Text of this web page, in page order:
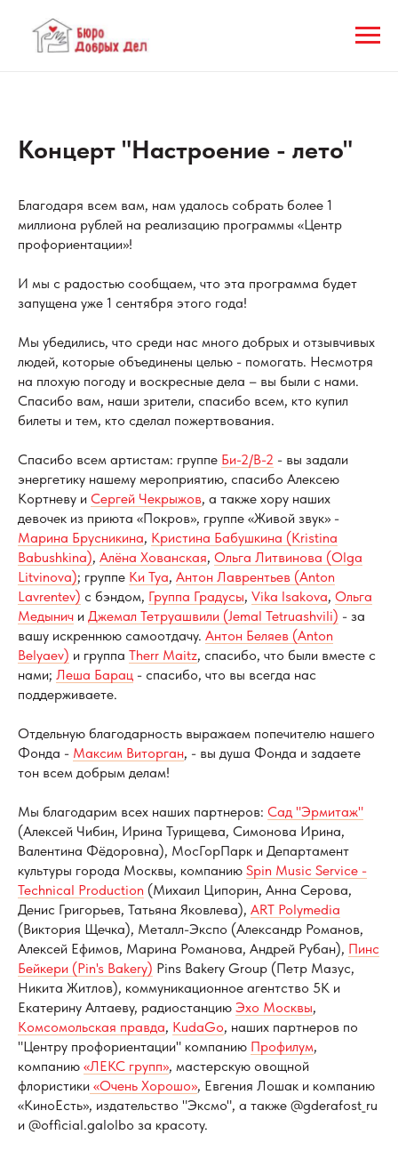
Концерт "Настроение - лето"
Благодаря всем вам, нам удалось собрать более 1
миллиона рублей на реализацию программы «Центр
профориентации»!
И мы с радостью сообщаем, что эта программа будет
запущена уже 1 сентября этого года!
Мы убедились, что среди нас много добрых и отзывчивых
людей, которые объединены целью - помогать. Несмотря
на плохую погоду и воскресные дела – вы были с нами.
Спасибо вам, наши зрители, спасибо всем, кто купил
билеты и тем, кто сделал пожертвования.
Спасибо всем артистам: группе Би-2/B-2 - вы задали
энергетику нашему мероприятию, спасибо Алексею
Кортневу и Сергей Чекрыжов, а также хору наших
девочек из приюта «Покров», группе «Живой звук» -
Марина Брусникина, Кристина Бабушкина (Kristina
Babushkina), Алёна Хованская, Ольга Литвинова (Olga
Litvinova); группе Ки Туа, Антон Лаврентьев (Anton
Lavrentev) с бэндом, Группа Градусы, Vika Isakova, Ольга
Медынич и Джемал Тетруашвили (Jemal Tetruashvili) - за
вашу искреннюю самоотдачу. Антон Беляев (Anton
Belyaev) и группа Therr Maitz, спасибо, что были вместе с
нами; Леша Барац - спасибо, что вы всегда нас
поддерживаете.
Отдельную благодарность выражаем попечителю нашего
Фонда - Максим Виторган, - вы душа Фонда и задаете
тон всем добрым делам!
Мы благодарим всех наших партнеров: Сад "Эрмитаж"
(Алексей Чибин, Ирина Турищева, Симонова Ирина,
Валентина Фёдоровна), МосГорПарк и Департамент
культуры города Москвы, компанию Spin Music Service -
Technical Production (Михаил Ципорин, Анна Серова,
Денис Григорьев, Татьяна Яковлева), ART Polymedia
(Виктория Щечка), Металл-Экспо (Александр Романов,
Алексей Ефимов, Марина Романова, Андрей Рубан), Пинс
Бейкери (Pin's Bakery) Pins Bakery Group (Петр Мазус,
Никита Житлов), коммуникационное агентство 5К и
Екатерину Алтаеву, радиостанцию Эхо Москвы,
Комсомольская правда, KudaGo, наших партнеров по
"Центру профориентации" компанию Профилум,
компанию «ЛЕКС групп», мастерскую овощной
флористики «Очень Хорошо», Евгения Лошак и компанию
«КиноЕсть», издательство "Эксмо", а также @gderafost_ru
и @official.galolbo за красоту.